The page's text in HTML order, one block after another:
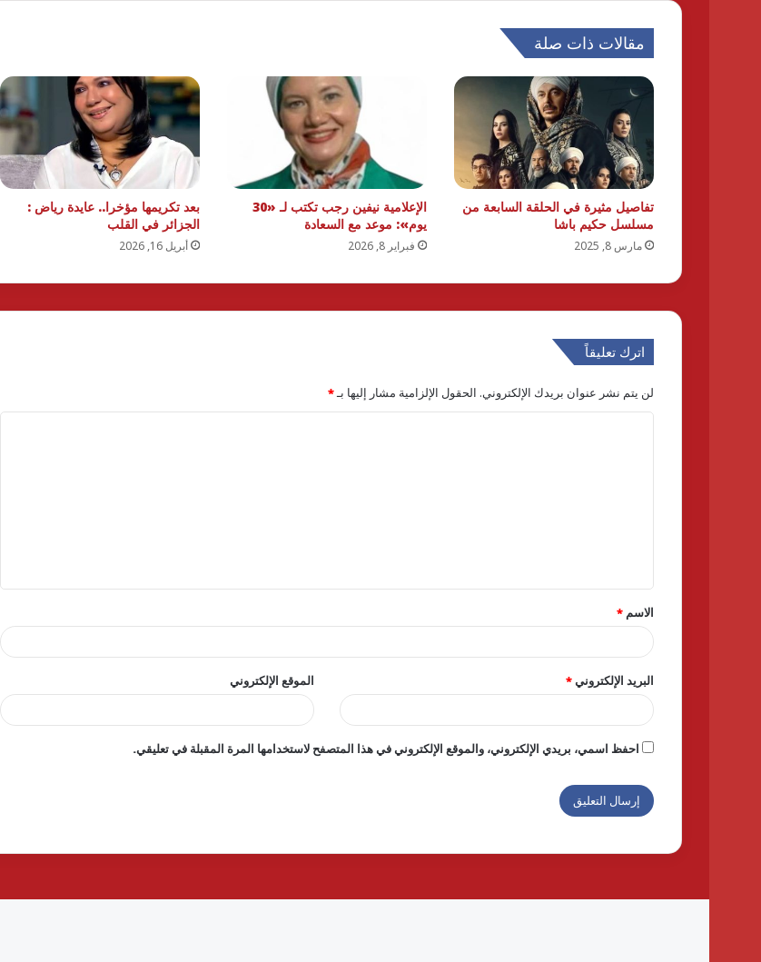
مقالات ذات صلة
تفاصيل مثيرة في الحلقة السابعة من
مسلسل حكيم باشا
مارس 8, 2025
الإعلامية نيفين رجب تكتب لـ «30
يوم»: موعد مع السعادة
فبراير 8, 2026
بعد تكريمها مؤخرا.. عايدة رياض :
الجزائر في القلب
أبريل 16, 2026
اترك تعليقاً
لن يتم نشر عنوان بريدك الإلكتروني. الحقول الإلزامية مشار إليها بـ*
ق
*
الاسم *
البريد الإلكتروني* الموقع الإلكتروني
احفظ اسمي، بريدي الإلكتروني، والموقع الإلكتروني في هذا المتصفح لاستخدامها المرة المقبلة في تعليقي.